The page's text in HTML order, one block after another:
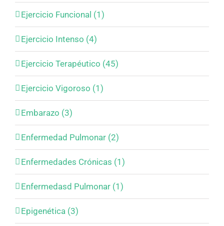
Ejercicio Funcional (1)
Ejercicio Intenso (4)
Ejercicio Terapéutico (45)
Ejercicio Vigoroso (1)
Embarazo (3)
Enfermedad Pulmonar (2)
Enfermedades Crónicas (1)
Enfermedasd Pulmonar (1)
Epigenética (3)